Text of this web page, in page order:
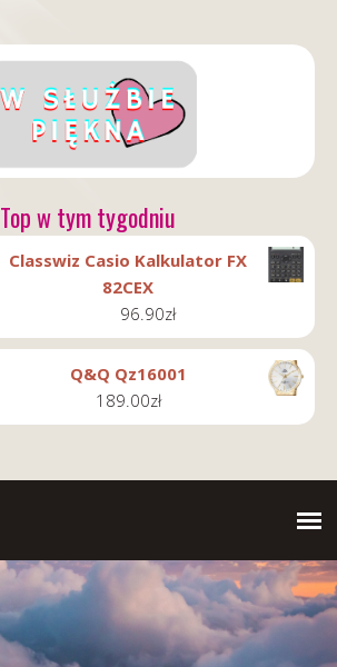
Top w tym tygodniu
Classwiz Casio Kalkulator FX
82CEX
96.90zł
Q&Q Qz16001
189.00zł